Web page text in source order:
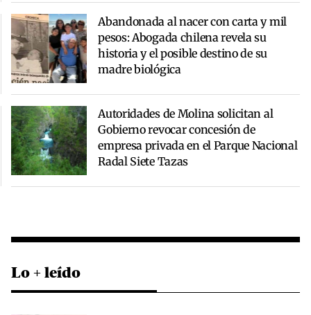
Abandonada al nacer con carta y mil
pesos: Abogada chilena revela su
historia y el posible destino de su
madre biológica
Autoridades de Molina solicitan al
Gobierno revocar concesión de
empresa privada en el Parque Nacional
Radal Siete Tazas
Lo + leído